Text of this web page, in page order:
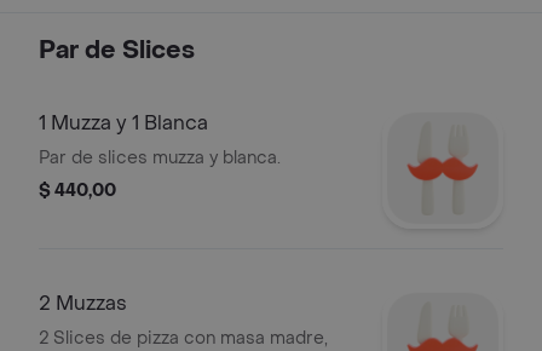
Par de Slices
1 Muzza y 1 Blanca
Par de slices muzza y blanca.
$ 440,00
2 Muzzas
2 Slices de pizza con masa madre,